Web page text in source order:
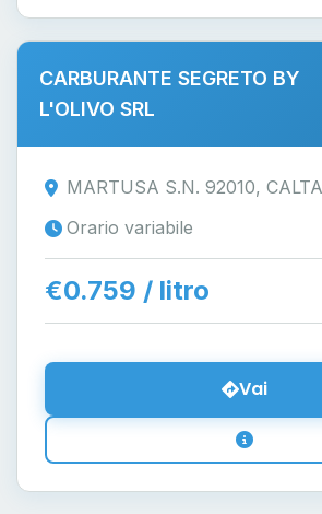
CARBURANTE SEGRETO BY
L'OLIVO SRL
MARTUSA S.N. 92010,
Orario variabile
€0.759 / litro
Vai